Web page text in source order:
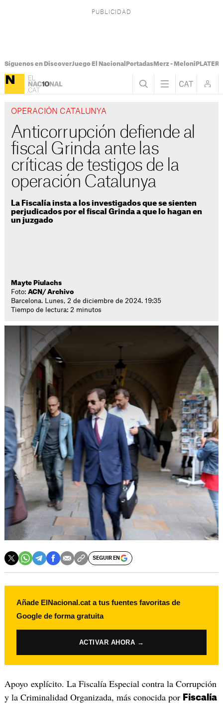
Síguenos en DiscoverJuego El Nacional PortadasMerz - Meloni
OPERACIÓN CATALUNYA
Anticorrupción defiende al
fiscal Grinda ante las
críticas de testigos de la
operación Catalunya
La Fiscalía insta a los investigados que se sienten
perjudicados por el fiscal Grinda a que lo hagan en
un juzgado
Mayte Piulachs
Foto:ACN/ Archivo
Barcelona. Lunes, 2 de diciembre de 2024. 19:35
Tiempo de lectura: 2 minutos
SEGUIR EN
Añade ElNacional.cat a tus fuentes favoritas de
Google de forma gratuita
ACTIVAR AHORA →
Apoyo explícito. La Fiscalía Especial contra la Corrupción
y la Criminalidad Organizada, más conocida por Fiscalía